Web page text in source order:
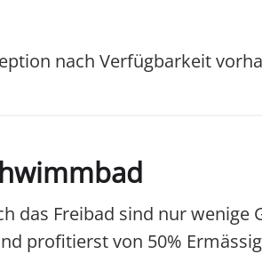
nach Verfügbarkeit
das Freibad sind nur
profitierst von 50%